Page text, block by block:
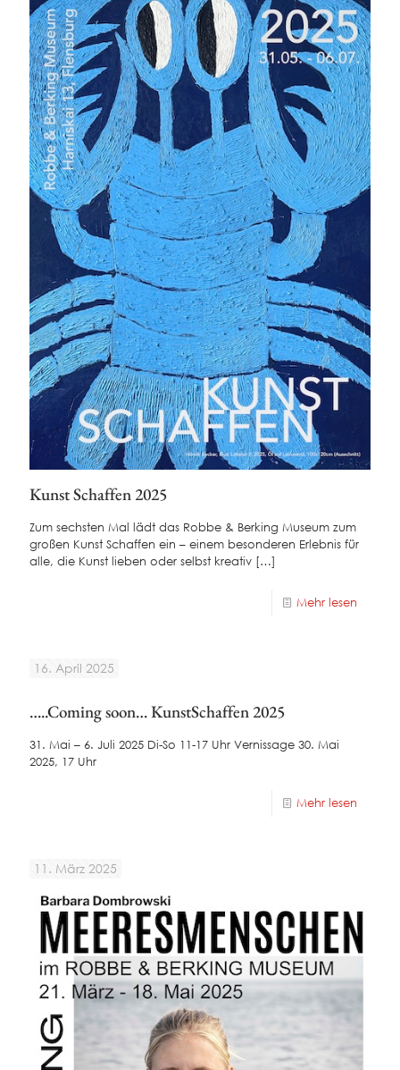
Kunst Schaffen 2025
Zum sechsten Mal lädt das Robbe & Berking Museum zum
großen Kunst Schaffen ein – einem besonderen Erlebnis für
alle, die Kunst lieben oder selbst kreativ […]
Mehr lesen
16. April 2025
…..Coming soon… KunstSchaffen 2025
31. Mai – 6. Juli 2025 Di-So 11-17 Uhr Vernissage 30. Mai
2025, 17 Uhr
Mehr lesen
11. März 2025